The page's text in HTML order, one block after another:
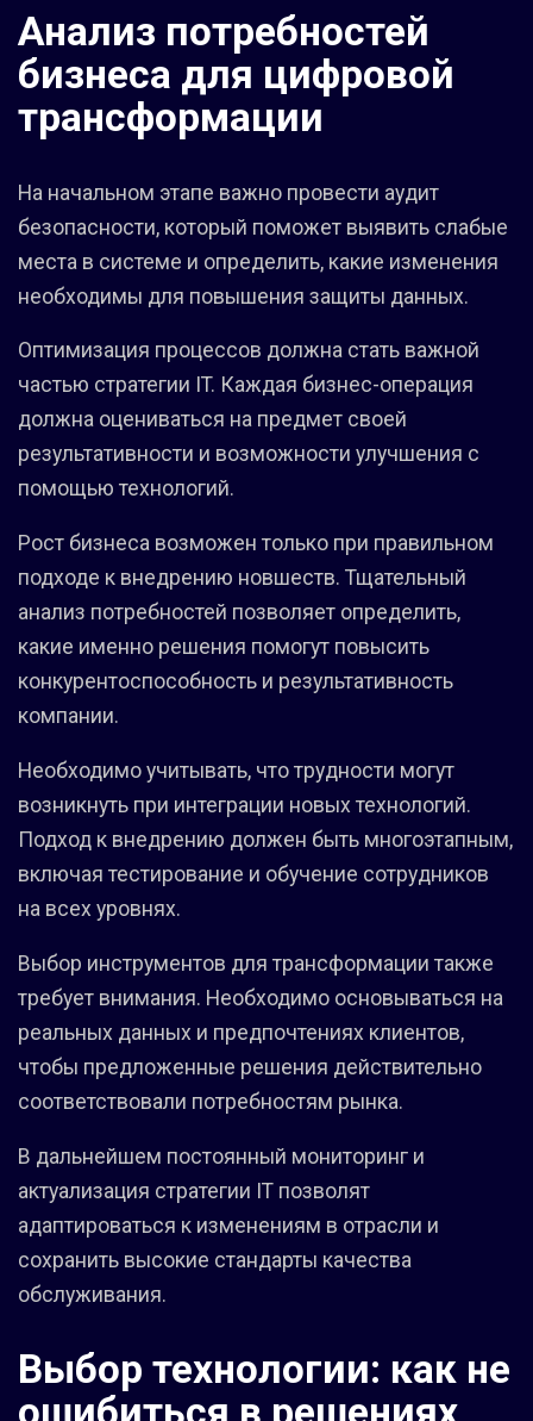
Анализ потребностей
бизнеса для цифровой
трансформации
На начальном этапе важно провести аудит
безопасности, который поможет выявить слабые
места в системе и определить, какие изменения
необходимы для повышения защиты данных.
Оптимизация процессов должна стать важной
частью стратегии IT. Каждая бизнес-операция
должна оцениваться на предмет своей
результативности и возможности улучшения с
помощью технологий.
Рост бизнеса возможен только при правильном
подходе к внедрению новшеств. Тщательный
анализ потребностей позволяет определить,
какие именно решения помогут повысить
конкурентоспособность и результативность
компании.
Необходимо учитывать, что трудности могут
возникнуть при интеграции новых технологий.
Подход к внедрению должен быть многоэтапным,
включая тестирование и обучение сотрудников
на всех уровнях.
Выбор инструментов для трансформации также
требует внимания. Необходимо основываться на
реальных данных и предпочтениях клиентов,
чтобы предложенные решения действительно
соответствовали потребностям рынка.
В дальнейшем постоянный мониторинг и
актуализация стратегии IT позволят
адаптироваться к изменениям в отрасли и
сохранить высокие стандарты качества
обслуживания.
Выбор технологии: как не